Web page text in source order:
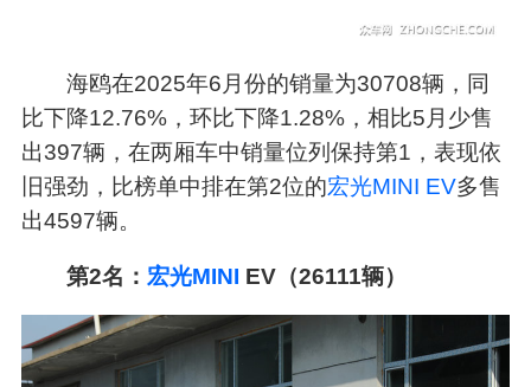
海鸥在2025年6月份的销量为30708辆，同
比下降12.76%，环比下降1.28%，相比5月少售
出397辆，在两厢车中销量位列保持第1，表现依
旧强劲，比榜单中排在第2位的宏光MINI EV多售
出4597辆。
第2名： 宏光MINI EV（26111辆）